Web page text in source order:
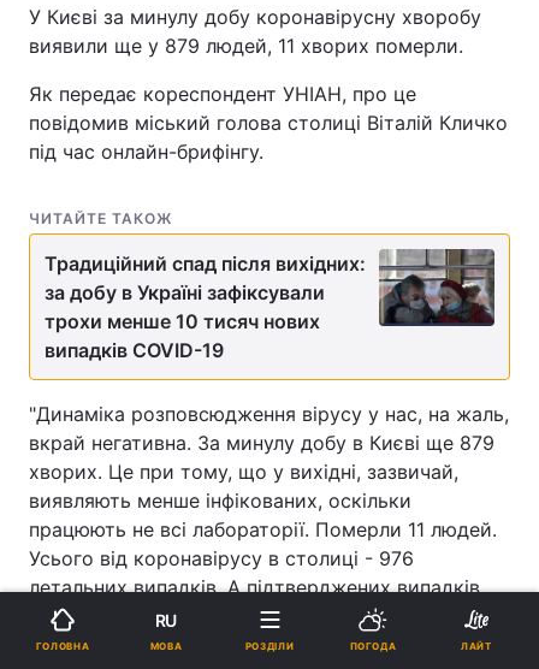
У Києві за минулу добу коронавірусну хворобу
виявили ще у 879 людей, 11 хворих померли.
Як передає кореспондент УНІАН, про це
повідомив міський голова столиці Віталій Кличко
під час онлайн-брифінгу.
ЧИТАЙТЕ ТАКОЖ
Традиційний спад після вихідних:
за добу в Україні зафіксували
трохи менше 10 тисяч нових
випадків COVID-19
"Динаміка розповсюдження вірусу у нас, на жаль,
вкрай негативна. За минулу добу в Києві ще 879
хворих. Це при тому, що у вихідні, зазвичай,
виявляють менше інфікованих, оскільки
працюють не всі лабораторії. Померли 11 людей.
Усього від коронавірусу в столиці - 976
летальних випадків. А підтверджених випадків
захворювання на сьогодні вже 51 499", - зазначив
він.
ГОЛОВНА
RU
МОВА РОЗДІЛИ ПОГОДА ЛАЙТ